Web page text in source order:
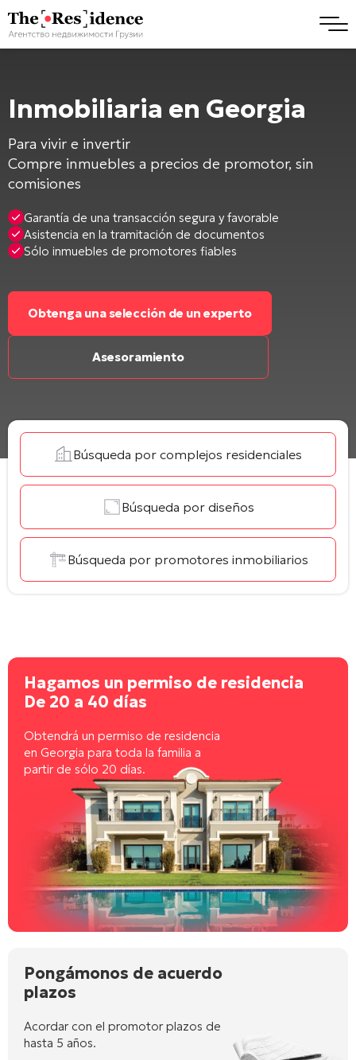
Inmobiliaria en Georgia
Para vivir e invertir
Compre inmuebles a precios de promotor, sin
comisiones
Garantía de una transacción segura y favorable
Asistencia en la tramitación de documentos
Sólo inmuebles de promotores fiables
Obtenga una selección de un experto
Asesoramiento
Búsqueda por complejos residenciales
Búsqueda por diseños
Búsqueda por promotores inmobiliarios
Hagamos un permiso de residencia
De 20 a 40 días
Obtendrá un permiso de residencia
en Georgia para toda la familia a
partir de sólo 20 días.
Pongámonos de acuerdo
plazos
Acordar con el promotor plazos de
hasta 5 años.